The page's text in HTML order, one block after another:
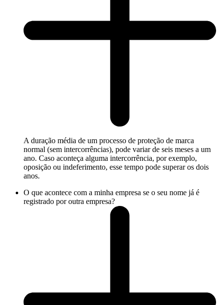
A duração média de um processo de proteção de marca
normal (sem intercorrências), pode variar de seis meses a um
ano. Caso aconteça alguma intercorrência, por exemplo,
oposição ou indeferimento, esse tempo pode superar os dois
anos.
O que acontece com a minha empresa se o seu nome já é
registrado por outra empresa?